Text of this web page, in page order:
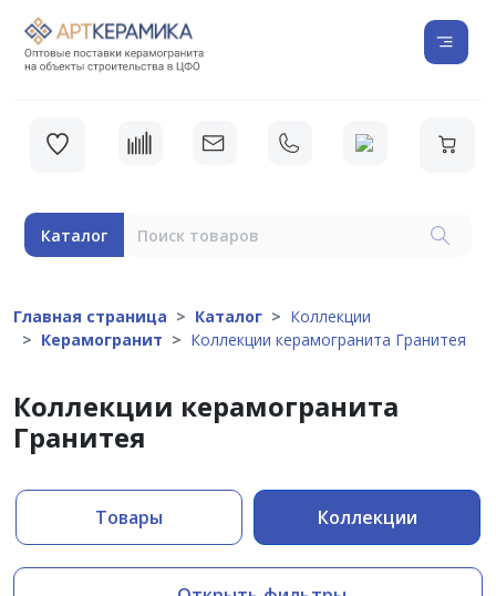
Каталог
Главная страница Каталог
Коллекции
Керамогранит
Коллекции керамогранита Гранитея
Коллекции керамогранита
Гранитея
Товары Коллекции